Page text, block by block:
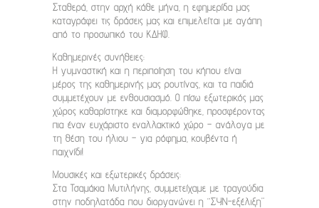
Σταθερά, στην αρχή κάθε μήνα, η εφημερίδα μας
καταγράφει τις δράσεις μας και επιμελείται με αγάπη
από το προσωπικό του ΚΔΗΦ.
Καθημερινές συνήθειες:
Η γυμναστική και η περιποίηση του κήπου είναι
μέρος της καθημερινής μας ρουτίνας, και τα παιδιά
συμμετέχουν με ενθουσιασμό. Ο πίσω εξωτερικός μας
χώρος καθαρίστηκε και διαμορφώθηκε, προσφέροντας
πια έναν ευχάριστο εναλλακτικό χώρο – ανάλογα με
τη θέση του ήλιου – για ρόφημα, κουβέντα ή
παιχνίδι!
Μουσικές και εξωτερικές δράσεις:
Στα Τσαμάκια Μυτιλήνης, συμμετείχαμε με τραγούδια
στην ποδηλατάδα που διοργανώνει η “ΣΥΝ-εξέλιξη”